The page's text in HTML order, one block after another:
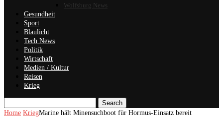
Wolfsburg News
Gesundheit
Sport
Blaulicht
Tech News
Politik
Wirtschaft
Medien / Kultur
Reisen
Krieg
Search
Home KriegMarine hält Minensuchboot für Hormus-Einsatz bereit